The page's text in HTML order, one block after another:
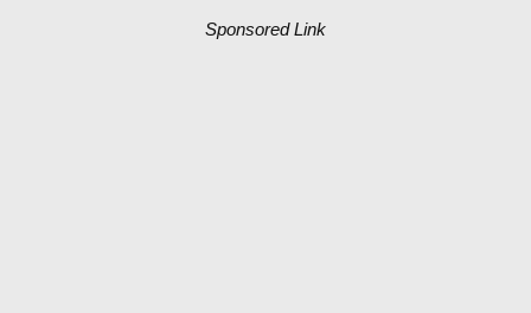
Sponsored Link